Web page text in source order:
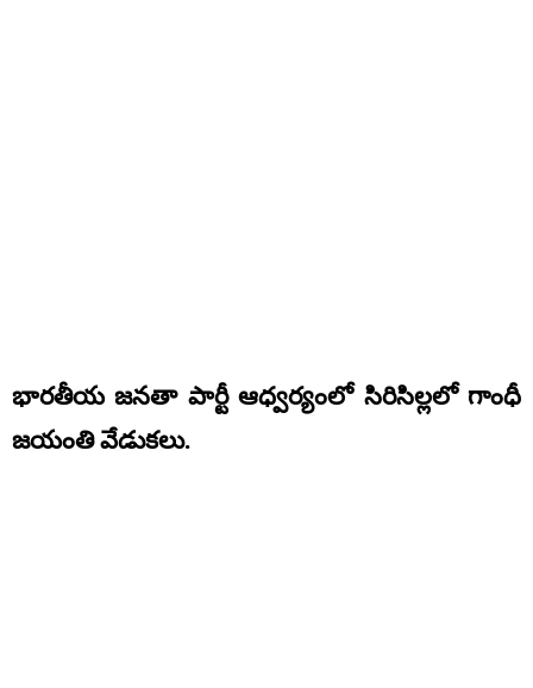
భారతీయ జనతా పార్టీ ఆధ్వర్యంలో సిరిసిల్లలో గాంధీ
జయంతి వేడుకలు.